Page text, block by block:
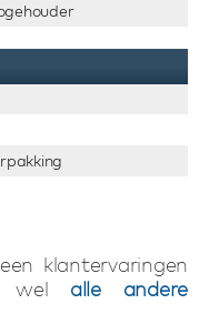
klantervaringen
wel alle andere